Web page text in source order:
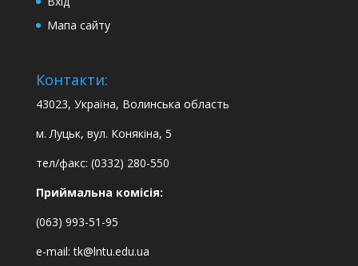
Мапа сайту
Контакти:
43023, Україна, Волинська область
м. Луцьк, вул. Конякіна, 5
тел/факс: (0332) 280-550
Приймальна комісія:
(063) 993-51-95
e-mail:tk@lntu.edu.ua